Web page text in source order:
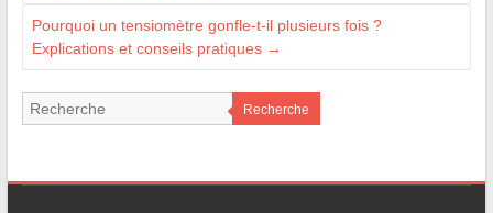
Pourquoi un tensiomètre gonfle-t-il plusieurs fois ?
Explications et conseils pratiques →
Recherche